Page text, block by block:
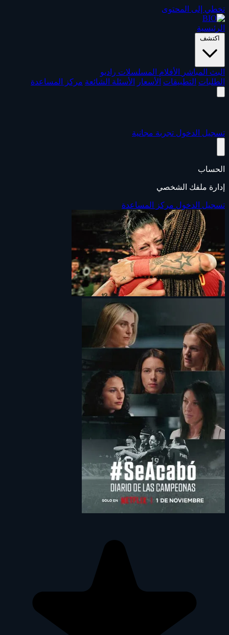
تخطي إلى المحتوى
الرئيسية
اكتشف
البث المباشر الأفلام المسلسلات راديو
الطلبات التطبيقات الأسعار الأسئلة الشائعة مركز المساعدة
تسجيل الدخول تجربة مجانية
الحساب
إدارة ملفك الشخصي
تسجيل الدخول مركز المساعدة